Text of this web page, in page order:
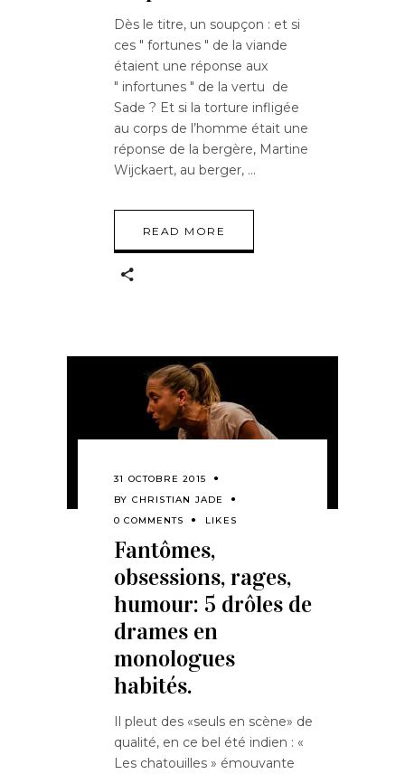
Dès le titre, un soupçon : et si
ces " fortunes " de la viande
étaient une réponse aux
" infortunes " de la vertu de
Sade ? Et si la torture infligée
au corps de l’homme était une
réponse de la bergère, Martine
Wijckaert, au berger,
READ MORE
31 OCTOBRE 2015
BY CHRISTIAN JADE
0 COMMENTS
LIKES
Fantômes,
obsessions, rages,
humour: 5 drôles de
drames en
monologues
habités.
Il pleut des «seuls en scène» de
qualité, en ce bel été indien : «
Les chatouilles » émouvante